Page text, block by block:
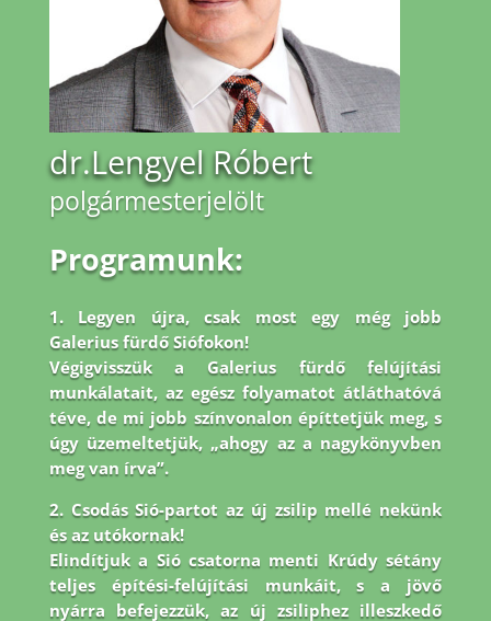
dr.Lengyel Róbert
polgármesterjelölt
Programunk:
1. Legyen újra, csak most egy még jobb
Galerius fürdő Siófokon!
Végigvisszük a Galerius fürdő felújítási
munkálatait, az egész folyamatot átláthatóvá
téve, de mi jobb színvonalon építtetjük meg, s
úgy üzemeltetjük, „ahogy az a nagykönyvben
meg van írva”.
2. Csodás Sió-partot az új zsilip mellé nekünk
és az utókornak!
Elindítjuk a Sió csatorna menti Krúdy sétány
teljes építési-felújítási munkáit, s a jövő
nyárra befejezzük, az új zsiliphez illeszkedő